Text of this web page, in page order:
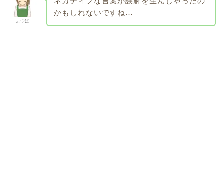
よつば
かもしれないですね…